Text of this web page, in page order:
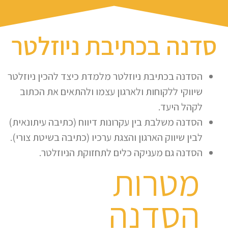
סדנה בכתיבת ניוזלטר
הסדנה בכתיבת ניוזלטר מלמדת כיצד להכין ניוזלטר
שיווקי ללקוחות ולארגון עצמו ולהתאים את הכתוב
לקהל היעד.
הסדנה משלבת בין עקרונות דיווח (כתיבה עיתונאית)
לבין שיווק הארגון והצגת ערכיו (כתיבה בשיטת צורי).
הסדנה גם מעניקה כלים לתחזוקת הניוזלטר.
מטרות
הסדנה